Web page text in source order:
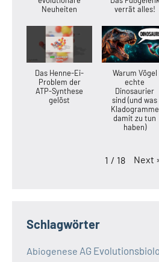
Neuheiten
verrät alles!
Das Henne-Ei-
Problem der
ATP-Synthese
gelöst
Warum Vögel
echte
Dinosaurier
sind (und was
Kladogramme
damit zu tun
haben)
1 / 18 Next
Schlagwörter
Abiogenese AG